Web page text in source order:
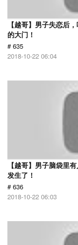
【越哥】男子失恋后
的大门！
# 635
2018-10-22 06:04
【越哥】男子脑袋里
发生了！
# 636
2018-10-22 06:03